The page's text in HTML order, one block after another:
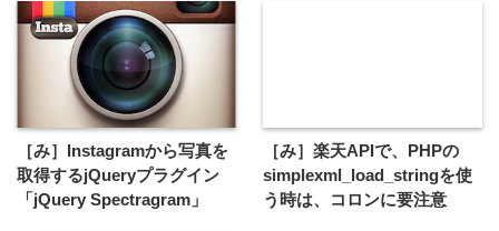
［み］Instagramから写真を
取得するjQueryプラグイン
「jQuery Spectragram」
［み］楽天APIで、PHPの
simplexml_load_stringを使
う時は、コロンに要注意